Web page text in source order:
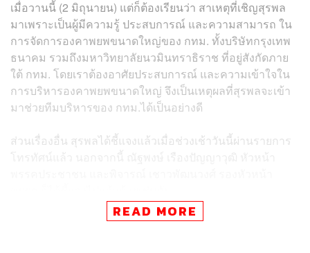
เมื่อวานนี้ (2 มิถุนายน) แต่ก็ต้องเรียนว่า สาเหตุที่เชิญสุรพล
มาเพราะเป็นผู้มีความรู้ ประสบการณ์ และความสามารถ ใน
การจัดการองคาพยพขนาดใหญ่ของ กทม. ทั้งบริษัทกรุงเทพ
ธนาคม รวมถึงมหาวิทยาลัยนวมินทราธิราช ที่อยู่สังกัดภาย
ใต้ กทม. โดยเราต้องอาศัยประสบการณ์ และความเข้าใจใน
การบริหารองคาพยพขนาดใหญ่ จึงเป็นเหตุผลที่สุรพลจะเข้า
มาช่วยทีมบริหารของ กทม.ได้เป็นอย่างดี
ส่วนเรื่องอื่น สุรพลได้ชี้แจงแล้วเมื่อช่วงเช้าวันนี้ผ่านรายการ
ชัยวัฒน์กล่าวว่า เราน้อมรับฟังคำวิพากษ์วิจารณ์และความ
READ MORE